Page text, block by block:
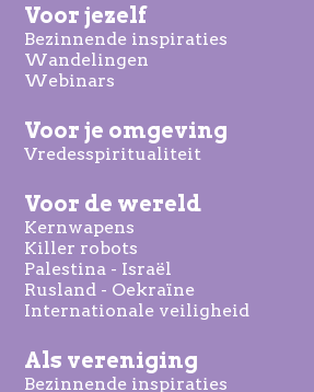
Voor jezelf
Bezinnende inspiraties
Wandelingen
Webinars
Voor je omgeving
Vredesspiritualiteit
Voor de wereld
Kernwapens
Killer robots
Palestina - Israël
Rusland - Oekraïne
Internationale veiligheid
Als vereniging
Bezinnende inspiraties